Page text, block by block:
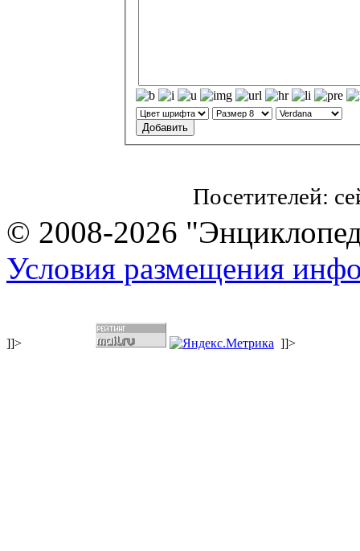
Посетителей:
© 2008-2026
Условия размещения
]]> ]]>